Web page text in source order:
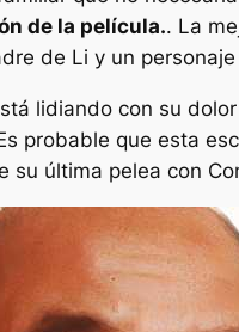
de la película.. La
de Li y un
lidiando con su
probable que esta
su última pelea con